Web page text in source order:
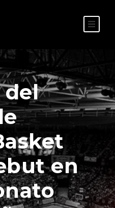
del
en